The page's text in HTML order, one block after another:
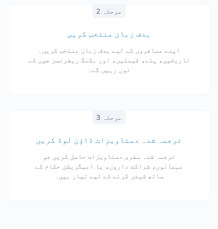
مرحلہ 2
ہدف زبان منتخب کریں
اپنے مسافروں کے لیے ہدف زبان منتخب کریں۔
تاریخیں، پتے، قیمتیں، اور بکنگ ریفرنسز جوں کے
توں رہیں گے۔
مرحلہ 3
ترجمہ شدہ دستاویزات ڈاؤن لوڈ کریں
ترجمہ شدہ سفری دستاویزات حاصل کریں جو
مہمانوں، شراکت داروں، یا امیگریشن حکام کے
ساتھ شیئر کرنے کے لیے تیار ہیں۔